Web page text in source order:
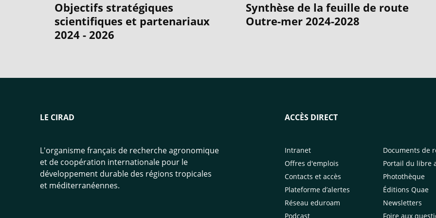
Objectifs stratégiques
scientifiques et partenariaux
2024 - 2026
Synthèse de la feuille de route
Outre-mer 2024-2028
LE CIRAD
L'organisme français de recherche agronomique
et de coopération internationale pour le
développement durable des régions tropicales
et méditerranéennes.
ACCÈS DIRECT
Intranet
Offres d'emplois
Contacts et accès
Plateforme d’alertes
Réseau eduroam
Podcast
Documents de
Portail du libre
Photothèque
Éditions Quae
Newsletters
Foire aux